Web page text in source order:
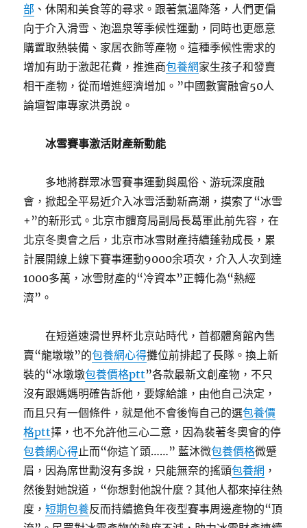
部 、休閑和美食等的尋求。跟著氣溫降落，人們更偏
向于介入滑雪、泡溫泉等季候性運動，同時也更愿意
購置取熱裝備、家居衣飾等產物。這種季候性需求的
增加有助于激起花費，推進商包養網家生孩子和發賣
相干產物，從而增進經濟增加。”中國數實融會50人
論壇智庫專家洪勇說。
冰雪賽事激活財產新動能
多地將群眾冰雪賽事運動與風俗、游玩深度融
會，掀起全平易近介入冰雪活動新高潮，摸索了“冰雪
+”的新形式。北京市體育局副局長葛軍此前先容，在
北京冬奧會之后，北京市冰雪財產持續蓬勃成長，累
計展開線上線下賽事運動9000余項次，介入人次到達
1000多萬，冰雪財產的“冷資本”正轉化為“熱經
濟”。
在短道速滑世界杯北京站時代，首都體育館內售
賣“龍墩墩”的包養網心得攤位前排起了長隊。換上新
裝的“冰墩墩包養價格ptt”各款最新文創產物，不只
沒有跟媽媽明確告訴他，要嫁給誰，由他自己決定，
而且只有一個條件，就是他不會後悔自己的選包養價
格ptt擇，也不允許他三心二意，因為裴著冬奧會的停
包養網心得止而“你這丫頭……” 藍沐微包養價格微蹙
眉，因為席世勳沒有多說，只能無奈的搖頭包養網 ，
然後對她說道，“你想對他說什麼？其他人都來掉往熱
度，短期包養反而持續擔負年夜型賽事周邊產物的“頂